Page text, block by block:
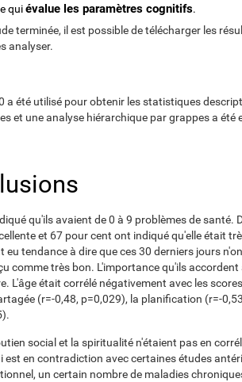
quiévalue les paramètres cognitifs.
terminée, il est possible de télécharger les
analyser.
a été utilisé pour obtenir les statistiques
et une analyse hiérarchique par grappes a été
qu'ils avaient de 0 à 9 problèmes de santé.
et 67 pour cent ont indiqué qu'elle était
tendance à dire que ces 30 derniers jours
comme très bon. L'importance qu'ils
L'âge était corrélé négativement avec les
(r=-0,48, p=0,029), la planification (r=-
social et la spiritualité n'étaient pas en
est en contradiction avec certaines études
un certain nombre de maladies